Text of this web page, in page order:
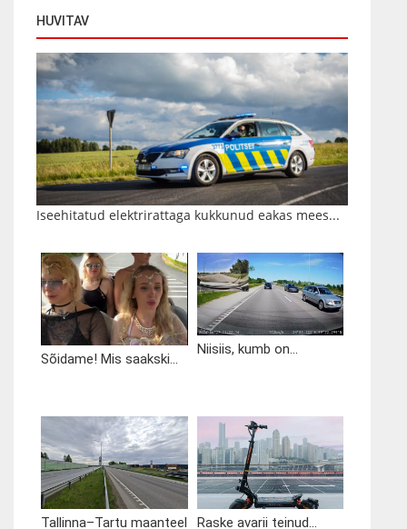
HUVITAV
Iseehitatud elektrirattaga kukkunud eakas mees...
Sõidame! Mis saakski...
Niisiis, kumb on...
Tallinna–Tartu maanteel Raske avarii teinud...